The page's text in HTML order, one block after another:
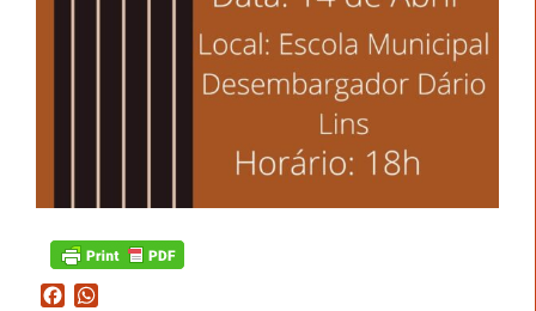
Facebook